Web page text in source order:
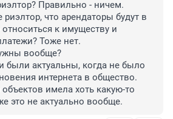
Правильно - ничем.
риэлтор, что арендаторы будут в
относиться к имуществу и
Тоже нет.
вообще?
были актуальны, когда не было
интернета в общество.
имела хоть какую-то
это не актуально вообще.